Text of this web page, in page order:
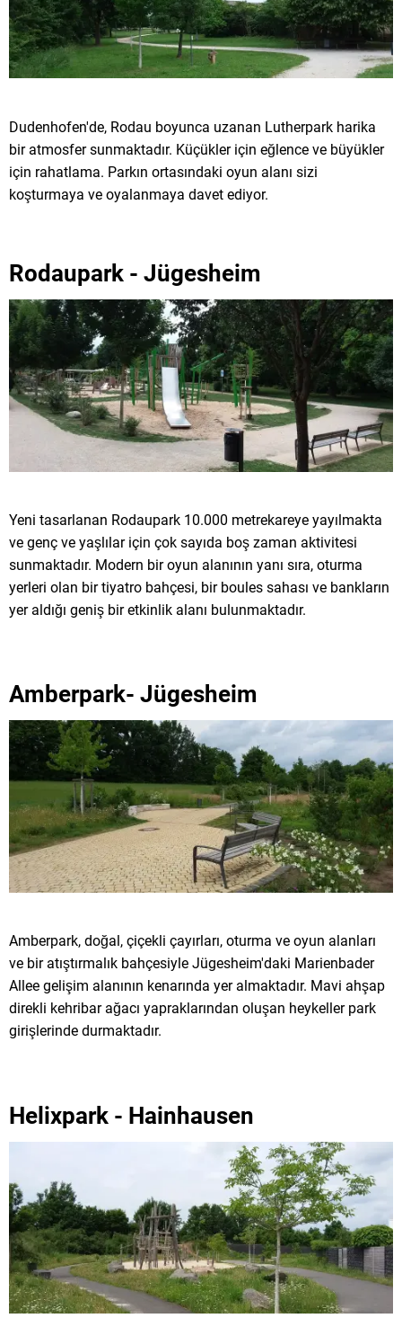
Dudenhofen'de, Rodau boyunca uzanan Lutherpark harika
bir atmosfer sunmaktadır. Küçükler için eğlence ve büyükler
için rahatlama. Parkın ortasındaki oyun alanı sizi
koşturmaya ve oyalanmaya davet ediyor.
Rodaupark - Jügesheim
Yeni tasarlanan Rodaupark 10.000 metrekareye yayılmakta
ve genç ve yaşlılar için çok sayıda boş zaman aktivitesi
sunmaktadır. Modern bir oyun alanının yanı sıra, oturma
yerleri olan bir tiyatro bahçesi, bir boules sahası ve bankların
yer aldığı geniş bir etkinlik alanı bulunmaktadır.
Amberpark- Jügesheim
Amberpark, doğal, çiçekli çayırları, oturma ve oyun alanları
ve bir atıştırmalık bahçesiyle Jügesheim'daki Marienbader
Allee gelişim alanının kenarında yer almaktadır. Mavi ahşap
direkli kehribar ağacı yapraklarından oluşan heykeller park
girişlerinde durmaktadır.
Helixpark - Hainhausen